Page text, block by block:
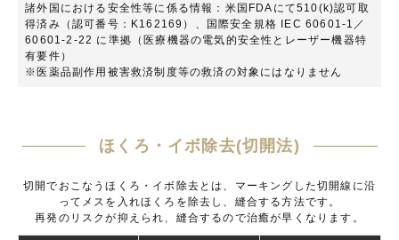
諸外国における安全性等に係る情報：米国FDAにて510(k)認可取
得済み（認可番号：K162169）、国際安全規格 IEC 60601-1／
60601-2-22 に準拠（医療機器の電気的安全性とレーザー機器特
有要件）
※医薬品副作用被害救済制度等の救済の対象にはなりません
ほくろ・イボ除去(切開法)
切開でおこなうほくろ・イボ除去とは、マーキングした切開線に沿
ってメスを入れほくろを除去し、縫合する方法です。
再発のリスクが抑えられ、縫合するので治癒が早くなります。